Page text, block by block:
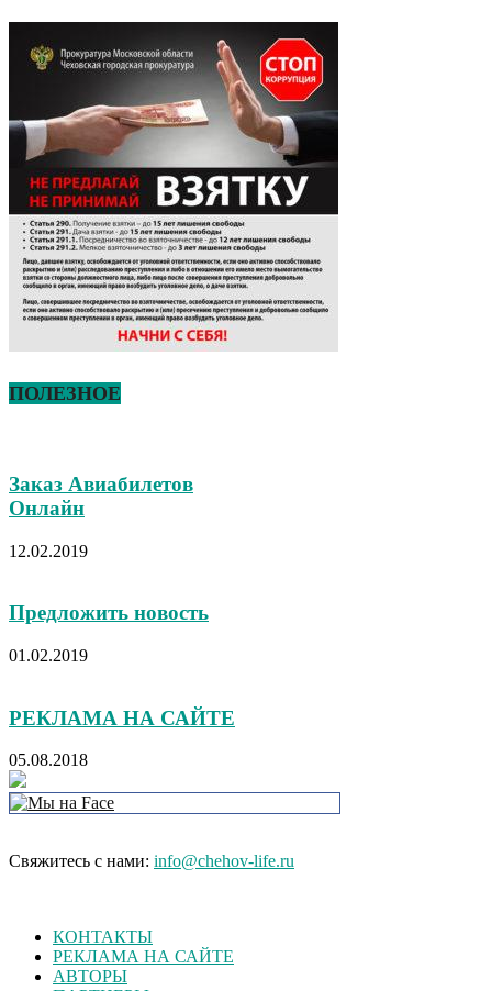
ПОЛЕЗНОЕ
Заказ Авиабилетов
Онлайн
12.02.2019
Предложить новость
01.02.2019
РЕКЛАМА НА САЙТЕ
05.08.2018
Свяжитесь с нами: info@chehov-life.ru
КОНТАКТЫ
РЕКЛАМА НА САЙТЕ
АВТОРЫ